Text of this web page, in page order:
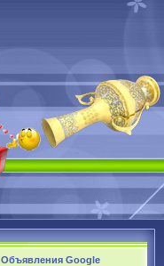
Объявления Google